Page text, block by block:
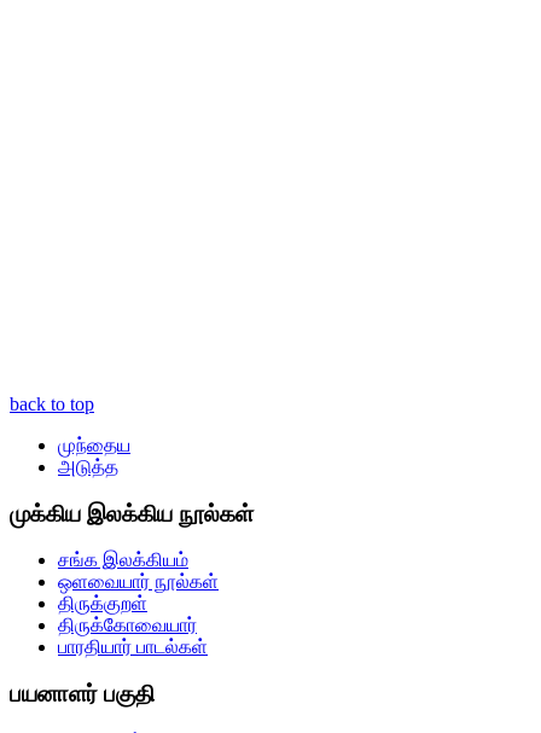
back to top
முந்தைய
அடுத்த
முக்கிய இலக்கிய நூல்கள்
சங்க இலக்கியம்
ஒளவையார் நூல்கள்
திருக்குறள்
திருக்கோவையார்
பாரதியார் பாடல்கள்
பயனாளர் பகுதி